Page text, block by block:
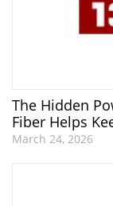
The Hidden
Fiber Helps
March 24, 2026